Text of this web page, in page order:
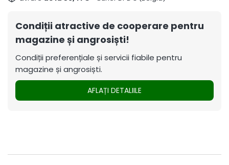
Condiții atractive de cooperare pentru
magazine și angrosiști!
Condiții preferențiale și servicii fiabile pentru
magazine și angrosiști.
AFLAȚI DETALIILE